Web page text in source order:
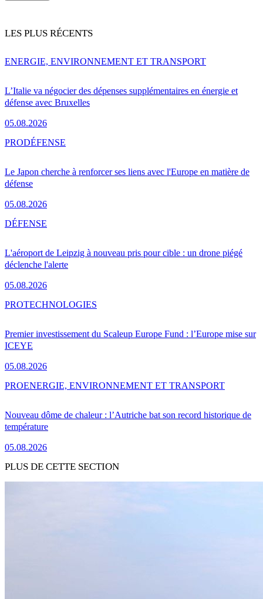
LES PLUS RÉCENTS
L’Italie va négocier des dépenses supplémentaires en énergie et
défense avec Bruxelles
05.08.2026
ENERGIE, ENVIRONNEMENT ET TRANSPORT
Le Japon cherche à renforcer ses liens avec l'Europe en matière de
défense
05.08.2026
PRODÉFENSE
L'aéroport de Leipzig à nouveau pris pour cible : un drone piégé
déclenche l'alerte
05.08.2026
DÉFENSE
Premier investissement du Scaleup Europe Fund : l’Europe mise sur
ICEYE
05.08.2026
PROTECHNOLOGIES
Nouveau dôme de chaleur : l’Autriche bat son record historique de
température
05.08.2026
PROENERGIE, ENVIRONNEMENT ET TRANSPORT
PLUS DE CETTE SECTION